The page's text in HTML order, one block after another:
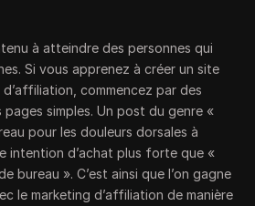
à atteindre des personnes qui
Si vous apprenez à créer un site
commencez par des
simples. Un post du genre «
pour les douleurs dorsales à
intention d’achat plus forte que «
bureau ». C’est ainsi que l’on gagne
le marketing d’affiliation de manière